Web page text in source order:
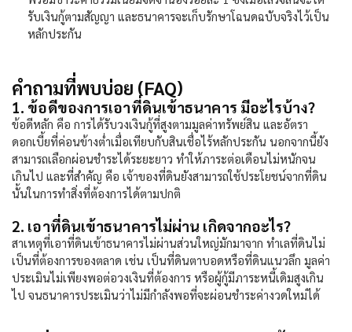
รับเงินกู้ตามสัญญา และธนาคารจะเก็บรักษาโฉนดฉบับจริงไว้เป็น
หลักประกัน
คำถามที่พบบ่อย (FAQ)
1. ข้อดีของการเอาที่ดินเข้าธนาคาร มีอะไรบ้าง?
ข้อดีหลัก คือ การได้รับวงเงินกู้ที่สูงตามมูลค่าทรัพย์สิน และอัตรา
ดอกเบี้ยที่ค่อนข้างต่ำเมื่อเทียบกับสินเชื่อไร้หลักประกัน นอกจากนี้ยัง
สามารถเลือกผ่อนชำระได้ระยะยาว ทำให้ภาระต่อเดือนไม่หนักจน
เกินไป และที่สำคัญ คือ เจ้าของที่ดินยังสามารถใช้ประโยชน์จากที่ดิน
นั้นในการทำสิ่งที่ต้องการได้ตามปกติ
2. เอาที่ดินเข้าธนาคารไม่ผ่าน เกิดจากอะไร?
สาเหตุที่เอาที่ดินเข้าธนาคารไม่ผ่านส่วนใหญ่มักมาจาก ทำเลที่ดินไม่
เป็นที่ต้องการของตลาด เช่น เป็นที่ดินตาบอดหรือที่ดินแนวลึก มูลค่า
ประเมินไม่เพียงพอต่อวงเงินที่ต้องการ หรือผู้กู้มีภาระหนี้เดิมสูงเกิน
ไป จนธนาคารประเมินว่าไม่มีกำลังพอที่จะผ่อนชำระค่างวดใหม่ได้